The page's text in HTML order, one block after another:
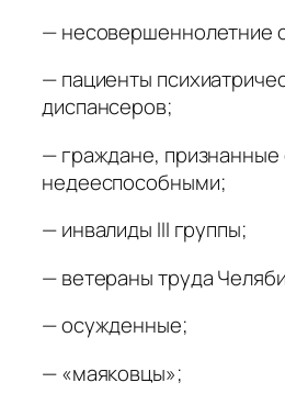
— несовершеннолетние
— пациенты
диспансеров;
— граждане, признанные
недееспособными;
— инвалиды III группы;
— ветераны труда
— осужденные;
— «маяковцы»;